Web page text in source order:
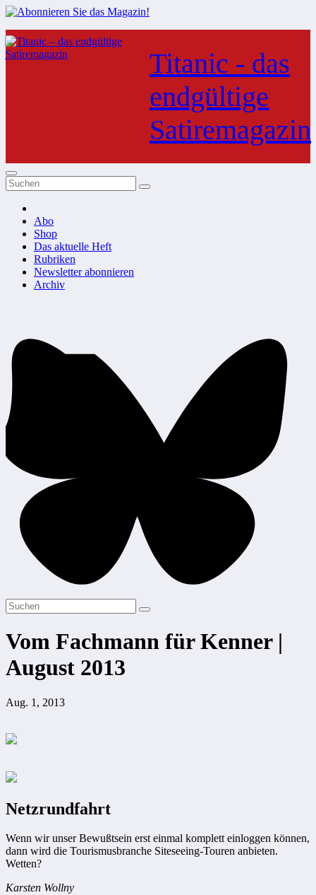
Zum
Inhalt
springen
Titanic - das
endgültige
Satiremagazin
Abo
Shop
Das aktuelle Heft
Rubriken
Newsletter abonnieren
Archiv
Vom Fachmann für Kenner |
August 2013
Aug. 1, 2013
Netzrundfahrt
Wenn wir unser Bewußtsein erst einmal komplett einloggen können,
dann wird die Tourismusbranche Siteseeing-Touren anbieten.
Wetten?
Karsten Wollny